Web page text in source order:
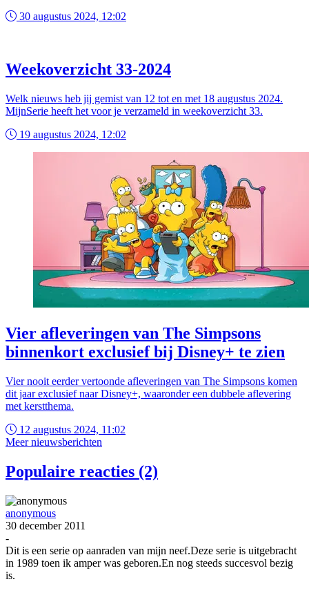
30 augustus 2024, 12:02
Weekoverzicht 33-2024
Welk nieuws heb jij gemist van 12 tot en met 18 augustus 2024.
MijnSerie heeft het voor je verzameld in weekoverzicht 33.
19 augustus 2024, 12:02
Vier afleveringen van The Simpsons
binnenkort exclusief bij Disney+ te zien
Vier nooit eerder vertoonde afleveringen van The Simpsons komen
dit jaar exclusief naar Disney+, waaronder een dubbele aflevering
met kerstthema.
12 augustus 2024, 11:02
Meer nieuwsberichten
Populaire reacties (2)
anonymous
30 december 2011
-
Dit is een serie op aanraden van mijn neef.Deze serie is uitgebracht
in 1989 toen ik amper was geboren.En nog steeds succesvol bezig
is.